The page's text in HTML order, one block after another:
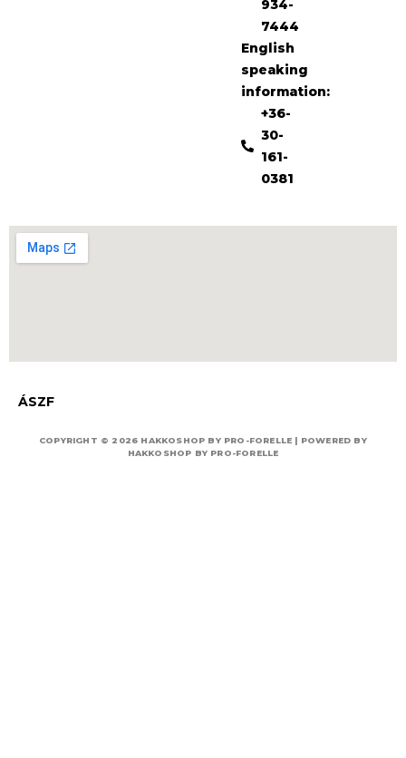
934-
7444
English
speaking
information:
+36-
30-
161-
0381
ÁSZF
COPYRIGHT © 2026 HAKKOSHOP BY PRO-FORELLE | POWERED BY
HAKKOSHOP BY PRO-FORELLE